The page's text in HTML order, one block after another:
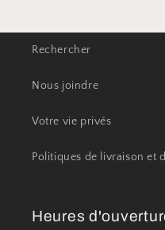
Rechercher
Nous joindre
Votre vie privés
Politiques de livraison et
Heures